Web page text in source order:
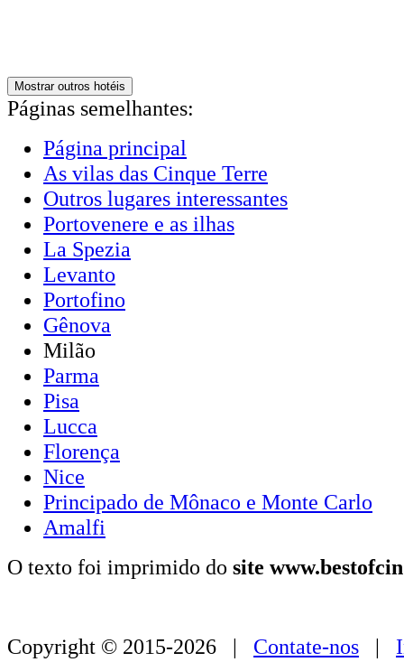
Mostrar outros hotéis
Páginas semelhantes:
Página principal
As vilas das Cinque Terre
Outros lugares interessantes
Portovenere e as ilhas
La Spezia
Levanto
Portofino
Gênova
Milão
Parma
Pisa
Lucca
Florença
Nice
Principado de Mônaco e Monte Carlo
Amalfi
O texto foi imprimido do site
Copyright © 2015-2026 | Contate-nos |